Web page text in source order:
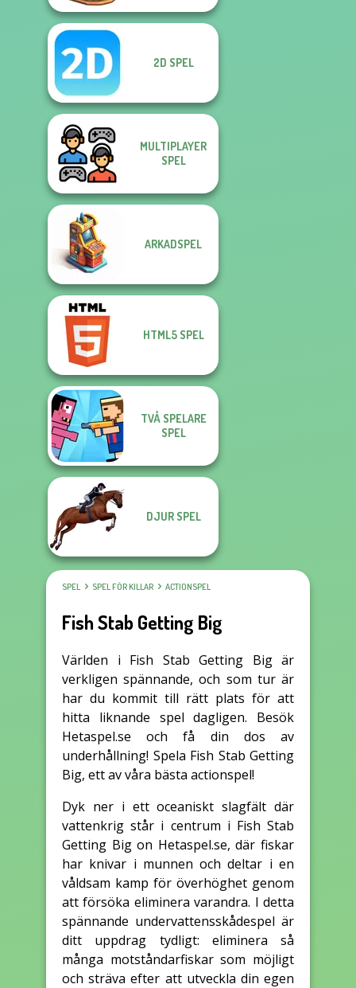
2D SPEL
MULTIPLAYER
SPEL
ARKADSPEL
HTML5 SPEL
TVÅ SPELARE
SPEL
DJUR SPEL
SPEL SPEL FÖR KILLAR ACTIONSPEL
Fish Stab Getting Big
Världen i Fish Stab Getting Big är
verkligen spännande, och som tur är
har du kommit till rätt plats för att
hitta liknande spel dagligen. Besök
Hetaspel.se och få din dos av
underhållning! Spela Fish Stab Getting
Big, ett av våra bästa actionspel!
Dyk ner i ett oceaniskt slagfält där
vattenkrig står i centrum i Fish Stab
Getting Big on Hetaspel.se, där fiskar
har knivar i munnen och deltar i en
våldsam kamp för överhöghet genom
att försöka eliminera varandra. I detta
spännande undervattensskådespel är
ditt uppdrag tydligt: eliminera så
många motståndarfiskar som möjligt
och sträva efter att utveckla din egen